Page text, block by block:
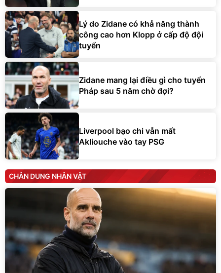
Lý do Zidane có khả năng thành
công cao hơn Klopp ở cấp độ đội
tuyển
Zidane mang lại điều gì cho tuyển
Pháp sau 5 năm chờ đợi?
Liverpool bạo chi vẫn mất
Akliouche vào tay PSG
CHÂN DUNG NHÂN VẬT